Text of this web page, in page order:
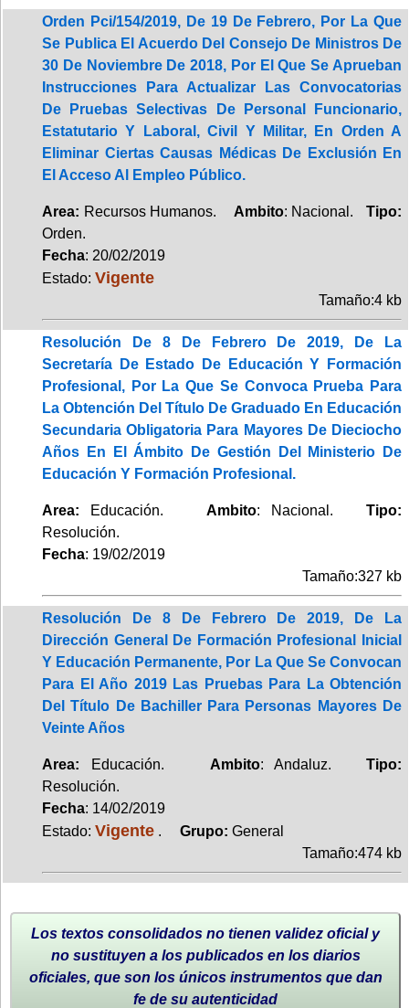
Orden Pci/154/2019, De 19 De Febrero, Por La Que
Se Publica El Acuerdo Del Consejo De Ministros De
30 De Noviembre De 2018, Por El Que Se Aprueban
Instrucciones Para Actualizar Las Convocatorias
De Pruebas Selectivas De Personal Funcionario,
Estatutario Y Laboral, Civil Y Militar, En Orden A
Eliminar Ciertas Causas Médicas De Exclusión En
El Acceso Al Empleo Público.
Area: Recursos Humanos. Ambito: Nacional.Tipo:
Orden.
Fecha: 20/02/2019
Estado: Vigente
Tamaño:4 kb
Resolución De 8 De Febrero De 2019, De La
Secretaría De Estado De Educación Y Formación
Profesional, Por La Que Se Convoca Prueba Para
La Obtención Del Título De Graduado En Educación
Secundaria Obligatoria Para Mayores De Dieciocho
Años En El Ámbito De Gestión Del Ministerio De
Educación Y Formación Profesional.
Area: Educación.Ambito: Nacional.Tipo:
Resolución.
Fecha: 19/02/2019
Tamaño:327 kb
Resolución De 8 De Febrero De 2019, De La
Dirección General De Formación Profesional Inicial
Y Educación Permanente, Por La Que Se Convocan
Para El Año 2019 Las Pruebas Para La Obtención
Del Título De Bachiller Para Personas Mayores De
Veinte Años
Area: Educación. Ambito: Andaluz.Tipo:
Resolución.
Fecha: 14/02/2019
Estado: Vigente . Grupo: General
Tamaño:474 kb
Los textos consolidados no tienen validez oficial y
no sustituyen a los publicados en los diarios
oficiales, que son los únicos instrumentos que dan
fe de su autenticidad